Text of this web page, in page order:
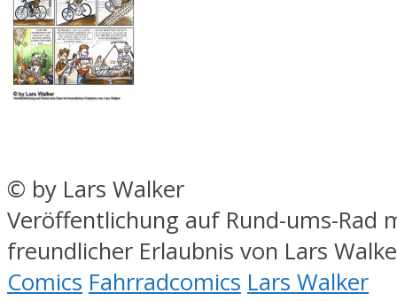
© by Lars Walker
Veröffentlichung auf Rund-ums-Rad
freundlicher Erlaubnis von Lars
Comics Fahrradcomics Lars Walker